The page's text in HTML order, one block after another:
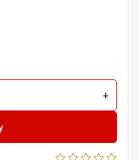
+